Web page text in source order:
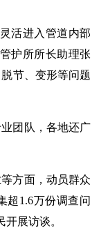
活进入管道内部
护所所长助理张
节、变形等问题
团队，各地还广
方面，动员群众
超1.6万份调查问
展访谈。